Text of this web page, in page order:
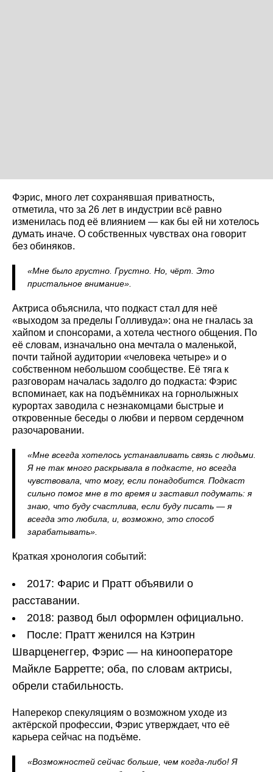
Фэрис, много лет сохранявшая приватность,
отметила, что за 26 лет в индустрии всё равно
изменилась под её влиянием — как бы ей ни хотелось
думать иначе. О собственных чувствах она говорит
без обиняков.
«Мне было грустно. Грустно. Но, чёрт. Это
пристальное внимание».
Актриса объяснила, что подкаст стал для неё
«выходом за пределы Голливуда»: она не гналась за
хайпом и спонсорами, а хотела честного общения. По
её словам, изначально она мечтала о маленькой,
почти тайной аудитории «человека четыре» и о
собственном небольшом сообществе. Её тяга к
разговорам началась задолго до подкаста: Фэрис
вспоминает, как на подъёмниках на горнолыжных
курортах заводила с незнакомцами быстрые и
откровенные беседы о любви и первом сердечном
разочаровании.
«Мне всегда хотелось устанавливать связь с людьми.
Я не так много раскрывала в подкасте, но всегда
чувствовала, что могу, если понадобится. Подкаст
сильно помог мне в то время и заставил подумать: я
знаю, что буду счастлива, если буду писать — я
всегда это любила, и, возможно, это способ
зарабатывать».
Краткая хронология событий:
2017: Фарис и Пратт объявили о
расставании.
2018: развод был оформлен официально.
После: Пратт женился на Кэтрин
Шварценеггер, Фэрис — на кинооператоре
Майкле Барретте; оба, по словам актрисы,
обрели стабильность.
Наперекор спекуляциям о возможном уходе из
актёрской профессии, Фэрис утверждает, что её
карьера сейчас на подъёме.
«Возможностей сейчас больше, чем когда‑либо! Я